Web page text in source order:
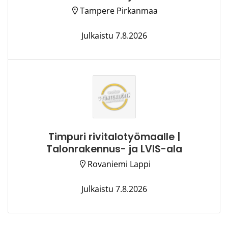
Tampere Pirkanmaa
Julkaistu 7.8.2026
Timpuri rivitalotyömaalle |
Talonrakennus- ja LVIS-ala
Rovaniemi Lappi
Julkaistu 7.8.2026